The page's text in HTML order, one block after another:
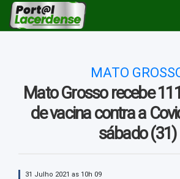
MATO
Mato Grosso recebe
de vacina contra a
sábado (31)
31 Julho 2021 as 10h 09